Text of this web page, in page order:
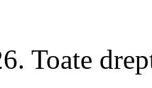
Toate